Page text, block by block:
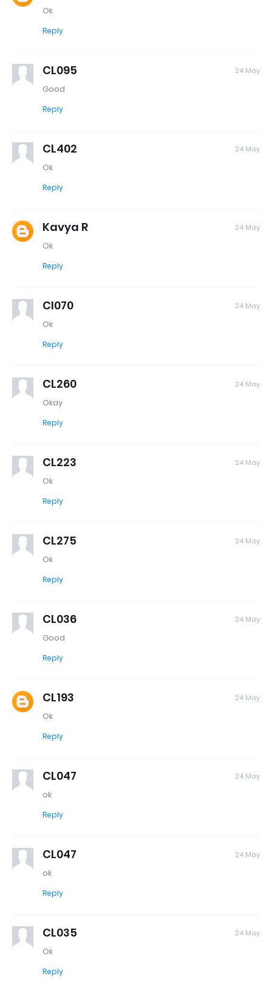
Ok
Reply
CL095 24 May
Good
Reply
CL402 24 May
Ok
Reply
Kavya R 24 May
Ok
Reply
Cl070 24 May
Ok
Reply
CL260 24 May
Okay
Reply
CL223 24 May
Ok
Reply
CL275 24 May
Ok
Reply
CL036 24 May
Good
Reply
CL193 24 May
Ok
Reply
CL047 24 May
ok
Reply
CL047 24 May
ok
Reply
CL035 24 May
Ok
Reply